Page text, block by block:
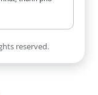
reserved.